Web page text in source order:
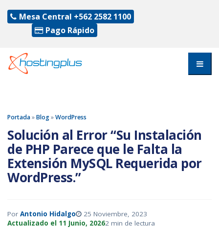
Mesa Central +562 2582 1100
Pago Rápido
Portada»Blog»WordPress
Solución al Error “Su Instalación
de PHP Parece que le Falta la
Extensión MySQL Requerida por
WordPress.”
Por Antonio Hidalgo
25 Noviembre, 2023
Actualizado el 11 Junio, 20262 min de lectura